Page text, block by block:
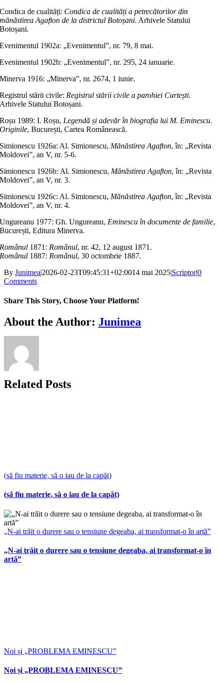
Condica de cualități: Condica de cualități a petrecătorilor din
mănăstirea Agafton de la districtul Botoșani. Arhivele Statului
Botoșani.
Evenimentul 1902a: „Evenimentul”, nr. 79, 8 mai.
Evenimentul 1902b: „Evenimentul”, nr. 295, 24 ianuarie.
Minerva 1916: „Minerva”, nr. 2674, 1 iunie.
Registrul stării civile:Registrul stării civile a parohiei Curtești.
Arhivele Statului Botoșani.
Roșu 1989: I. Roșu,Legendă și adevăr în biografia lui M. Eminescu.
Originile, București, Cartea Românească.
Simionescu 1926a: Al. Simionescu,Mănăstirea Agafton, în: „Revista
Moldovei”, an V, nr. 5-6.
Simionescu 1926b: Al. Simionescu,Mănăstirea Agafton, în: „Revista
Moldovei”, an V, nr. 3.
Simionescu 1926c: Al. Simionescu,Mănăstirea Agafton, în: „Revista
Moldovei”, an V, nr. 4.
Ungureanu 1977: Gh. Ungureanu,Eminescu în documente de familie,
București, Editura Minerva.
Românul 1871:Românul, nr. 42, 12 august 1871.
Românul 1887:Românul, 30 octombrie 1887.
By Junimea|2026-02-23T09:45:31+02:0014 mai 2025|Scriptor|0
Comments
Share This Story, Choose Your Platform!
Facebook
X
Bluesky
Reddit
LinkedIn
WhatsApp
Telegram
Tumblr
Xing
Email
Copy
Link
About the Author: Junimea
Related Posts
(să fiu materie, să o iau de la capăt)
(să fiu materie, să o iau de la capăt)
„N-ai trăit o durere sau o tensiune degeaba, ai transformat-o în artă”
„N-ai trăit o durere sau o tensiune degeaba, ai transformat-o în
artă”
Noi și „PROBLEMA EMINESCU”
Noi și „PROBLEMA EMINESCU”